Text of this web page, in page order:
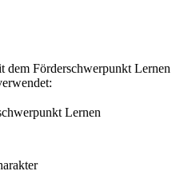
dem Förderschwerpunkt Lernen
Lernen